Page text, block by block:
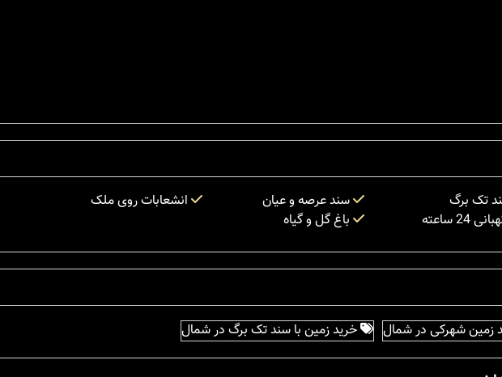
تک برگ سند عرصه و عیان
انشعابات روی ملک
24 ساعته باغ گل و گیاه
زمین شهرکی در شمال خرید زمین با سند تک برگ در شمال